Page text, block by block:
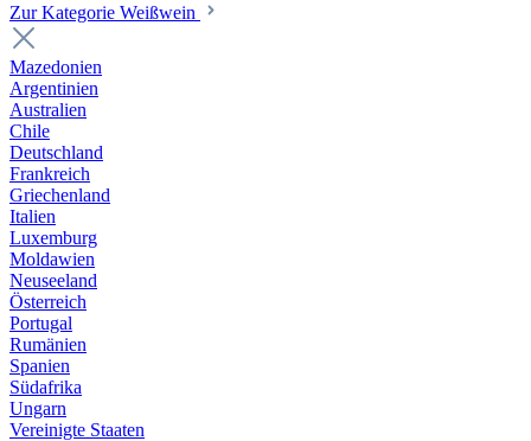
Zur Kategorie Weißwein
Mazedonien
Argentinien
Australien
Chile
Deutschland
Frankreich
Griechenland
Italien
Luxemburg
Moldawien
Neuseeland
Österreich
Portugal
Rumänien
Spanien
Südafrika
Ungarn
Vereinigte Staaten